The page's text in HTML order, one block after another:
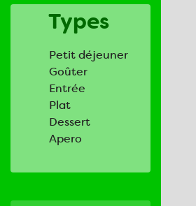
Types
Petit déjeuner
Goûter
Entrée
Plat
Dessert
Apero